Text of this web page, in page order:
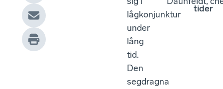
lågkonjunktur
under
lång
tid.
Den
segdragna
tider